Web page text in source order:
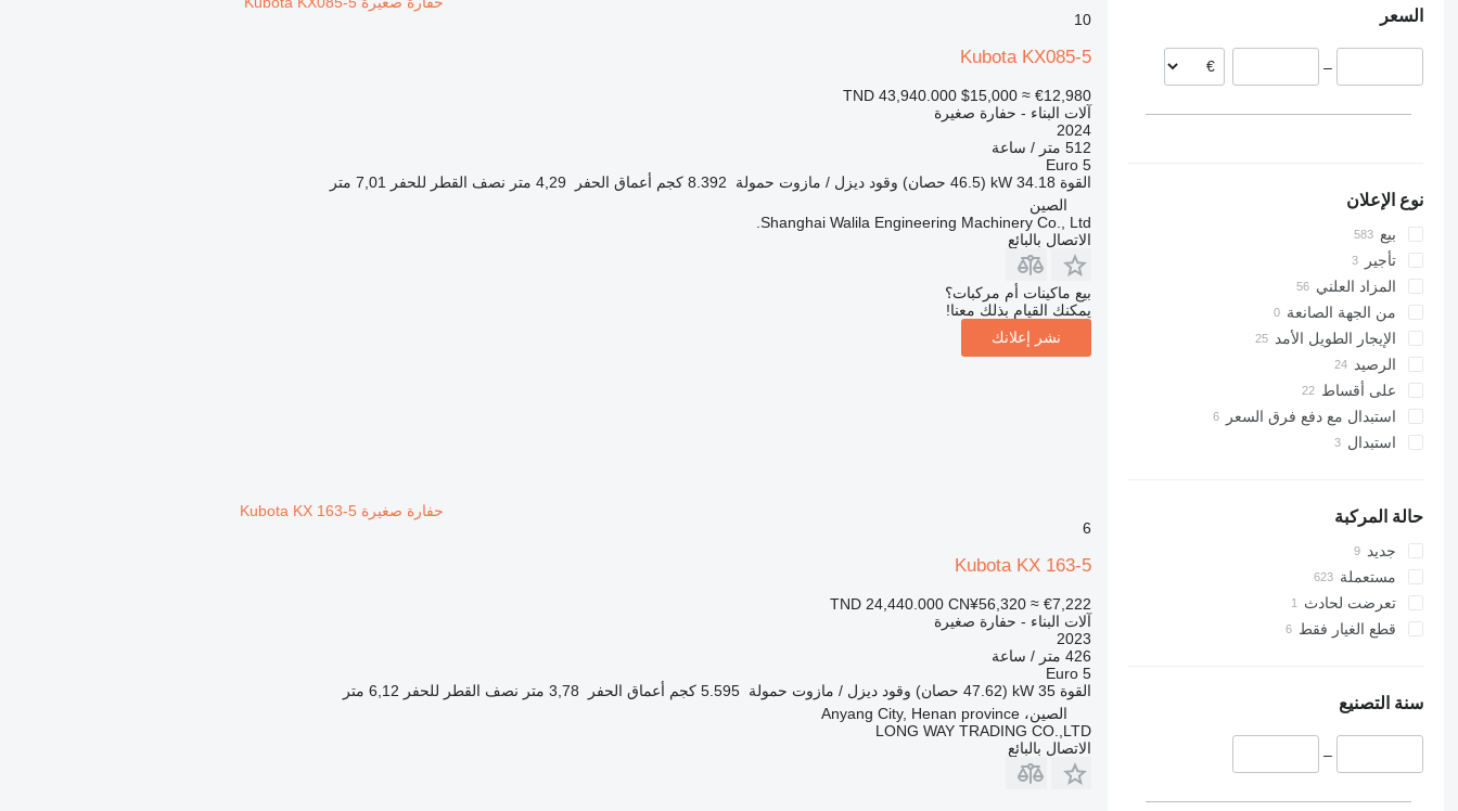
314
320
321
322
323
324
325
329
330
336
349
365
390
420
428
430
437
8026
8030
8035
CT
JS
JZ
NXT
S-Series
TM
VMT
4069
Toucan
KX185-3
U56XZ
إسبانيا
فرنسا
السعر
–
نوع الإعلان
بيع
تأجير
المزاد العلني
من الجهة الصانعة
الإيجار الطويل الأمد
الرصيد
على أقساط
استبدال مع دفع فرق السعر
استبدال
حالة المركبة
جديد
مستعملة
تعرضت لحادث
قطع الغيار فقط
سنة التصنيع
–
10
Kubota KX085-5
TND 43,940.000 $15,000 ≈ €12,980
آلات البناء - حفارة صغيرة
2024
512 متر / ساعة
Euro 5
القوة 34.18 kW (46.5 حصان) وقود ديزل / مازوت حمولة 8.392 كجم أعماق الحفر 4,29 متر نصف القطر للحفر
7,01 متر
الصين
Shanghai Walila Engineering Machinery Co., Ltd.
الاتصال بالبائع
بيع ماكينات أم مركبات؟
يمكنك القيام بذلك معنا!
نشر إعلانك
حفارة صغيرة Kubota KX 163-5
6
Kubota KX 163-5
TND 24,440.000 CN¥56,320 ≈ €7,222
آلات البناء - حفارة صغيرة
2023
426 متر / ساعة
Euro 5
القوة 35 kW (47.62 حصان) وقود ديزل / مازوت حمولة 5.595 كجم أعماق الحفر 3,78 متر نصف القطر للحفر 6,12 متر
الصين، Anyang City, Henan province
LONG WAY TRADING CO.,LTD
الاتصال بالبائع